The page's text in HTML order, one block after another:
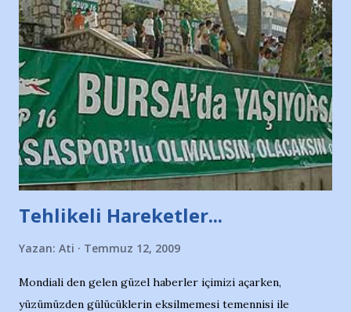
Tehlikeli Hareketler...
Yazan: Ati Temmuz 12, 2009
Mondiali den gelen güzel haberler içimizi açarken,
yüzümüzden gülücüklerin eksilmemesi temennisi ile